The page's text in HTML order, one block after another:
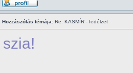
Hozzászólás témája: Re: KASMÍR - fedélzet
szia!